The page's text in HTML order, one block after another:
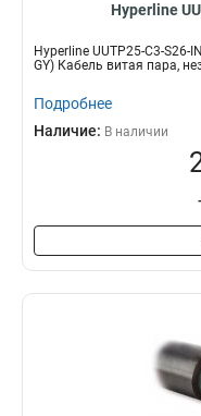
Hyperline
Hyperline UUTP25-C3-S26-
GY) Кабель витая пара,
Подробнее
Наличие: В наличии